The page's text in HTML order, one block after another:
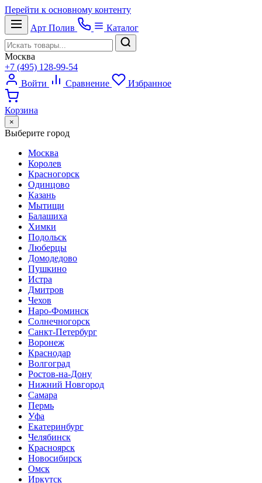
Перейти к основному контенту
Арт Полив Каталог
Москва
+7 (495) 128-99-54
Войти
Сравнение Избранное
Корзина
×
Выберите город
Москва
Королев
Красногорск
Одинцово
Казань
Мытищи
Балашиха
Химки
Подольск
Люберцы
Домодедово
Пушкино
Истра
Дмитров
Чехов
Наро-Фоминск
Солнечногорск
Санкт-Петербург
Воронеж
Краснодар
Волгоград
Ростов-на-Дону
Нижний Новгород
Самара
Пермь
Уфа
Екатеринбург
Челябинск
Красноярск
Новосибирск
Омск
Иркутск